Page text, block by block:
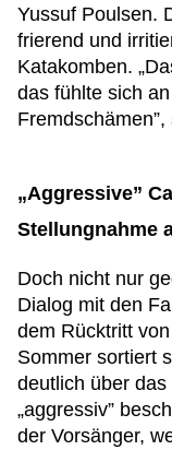
Yussuf Poulsen.
frierend und
Katakomben.
das fühlte sich
„Aggressive”
Stellungnahme
Doch nicht nur
Dialog mit den
dem Rücktritt
Sommer sortiert
deutlich über
„aggressiv”
der Vorsänger,